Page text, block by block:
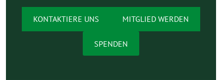
KONTAKTIERE UNS MITGLIED WERDEN
SPENDEN